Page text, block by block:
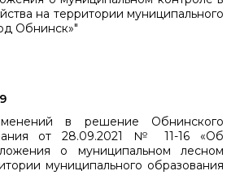
на территории муниципального
Обнинск»"
в решение Обнинского
от 28.09.2021 № 11-16 «Об
о муниципальном лесном
муниципального образования